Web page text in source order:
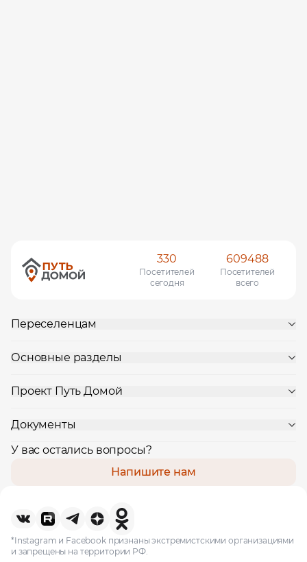
330
Посетителей
сегодня
609488
Посетителей
всего
Переселенцам
Основные разделы
Проект Путь Домой
Документы
У вас остались вопросы?
Напишите нам
*Instagram и Facebook признаны экстремистскими организациями
и запрещены на территории РФ.